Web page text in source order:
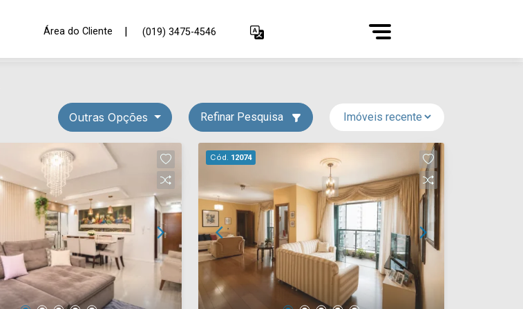
Área do Cliente | (019) 3475-4546
Outras Opções Refinar Pesquisa
Cód. 12074